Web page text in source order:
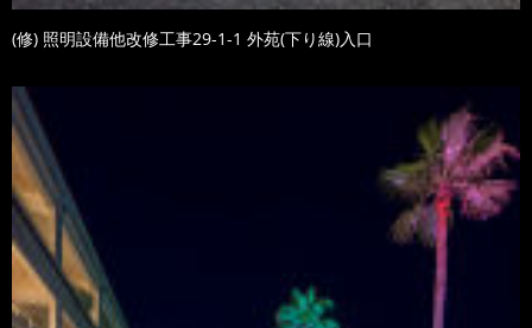
(修) 照明設備他改修工事29-1-1 外苑(下り線)入口